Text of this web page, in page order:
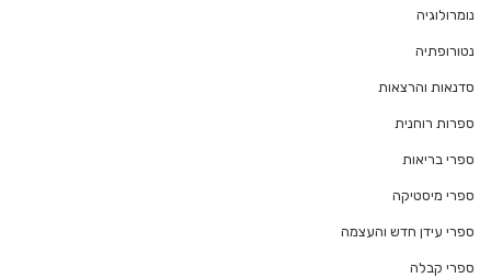
נומרולוגיה
נטורופתיה
סדנאות והרצאות
ספרות רוחנית
ספרי בריאות
ספרי מיסטיקה
ספרי עידן חדש והעצמה
ספרי קבלה